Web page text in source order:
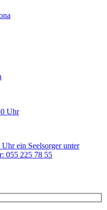
Uhr
ein Seelsorger unter
055 225 78 55